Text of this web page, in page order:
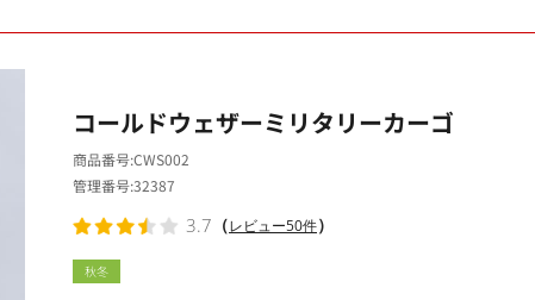
秋冬
コールドウェザーミリタリーカーゴ
商品番号CWS002
管理番号32387
3.7 （レビュー50件）